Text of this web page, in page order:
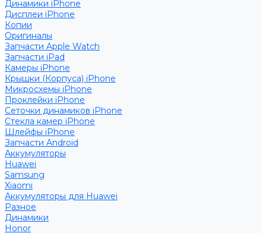
Динамики iPhone
Дисплеи iPhone
Копии
Оригиналы
Запчасти Apple Watch
Запчасти iPad
Камеры iPhone
Крышки (Корпуса) iPhone
Микросхемы iPhone
Проклейки iPhone
Сеточки динамиков iPhone
Стекла камер iPhone
Шлейфы iPhone
Запчасти Android
Аккумуляторы
Huawei
Samsung
Xiaomi
Аккумуляторы для Huawei
Разное
Динамики
Honor